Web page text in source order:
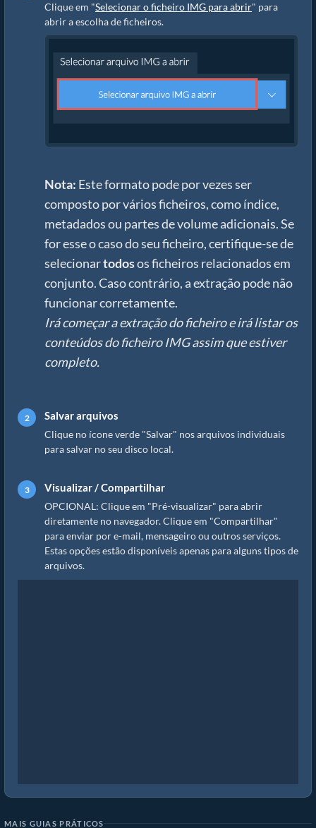
Clique em "Selecionar o ficheiro IMG para abrir" para
abrir a escolha de ficheiros.
Nota: Este formato pode por vezes ser
composto por vários ficheiros, como índice,
metadados ou partes de volume adicionais. Se
for esse o caso do seu ficheiro, certifique-se de
selecionartodosos ficheiros relacionados em
conjunto. Caso contrário, a extração pode não
funcionar corretamente.
Irá começar a extração do ficheiro e irá listar os
conteúdos do ficheiro IMG assim que estiver
completo.
Salvar arquivos
Clique no ícone verde "Salvar" nos arquivos individuais
para salvar no seu disco local.
Visualizar / Compartilhar
OPCIONAL: Clique em "Pré-visualizar" para abrir
diretamente no navegador. Clique em "Compartilhar"
para enviar por e-mail, mensageiro ou outros serviços.
Estas opções estão disponíveis apenas para alguns tipos de
arquivos.
MAIS GUIAS PRÁTICOS